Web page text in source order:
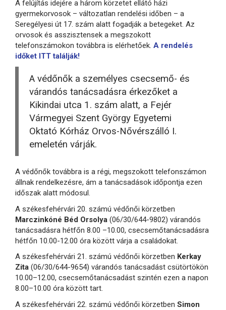
A felújítás idejére a három körzetet ellátó házi
gyermekorvosok – változatlan rendelési időben – a
Seregélyesi út 17. szám alatt fogadják a betegeket. Az
orvosok és asszisztensek a megszokott
telefonszámokon továbbra is elérhetőek. A rendelés
időket ITT találják!
A védőnők a személyes csecsemő- és
várandós tanácsadásra érkezőket a
Kikindai utca 1. szám alatt, a Fejér
Vármegyei Szent György Egyetemi
Oktató Kórház Orvos-Nővérszálló I.
emeletén várják.
A védőnők továbbra is a régi, megszokott telefonszámon
állnak rendelkezésre, ám a tanácsadások időpontja ezen
időszak alatt módosul.
A székesfehérvári 20. számú védőnői körzetben
Marczinkóné Béd Orsolya (06/30/644-9802) várandós
tanácsadásra hétfőn 8.00 –10.00, csecsemőtanácsadásra
hétfőn 10.00-12.00 óra között várja a családokat.
A székesfehérvári 21. számú védőnői körzetben Kerkay
Zita (06/30/644-9654) várandós tanácsadást csütörtökön
10.00–12.00, csecsemőtanácsadást szintén ezen a napon
8.00–10.00 óra között tart.
A székesfehérvári 22. számú védőnői körzetben Simon